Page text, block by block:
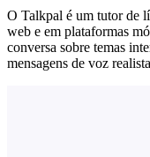
O Talkpal é um tutor de
web e em plataformas
conversa sobre temas
mensagens de voz